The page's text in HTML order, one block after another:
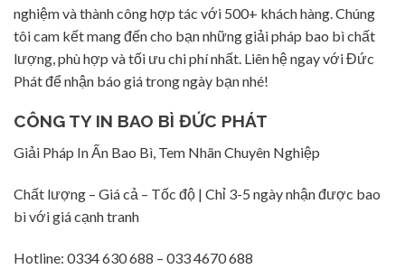
nghiệm và thành công hợp tác với 500+ khách hàng. Chúng
tôi cam kết mang đến cho bạn những giải pháp bao bì chất
lượng, phù hợp và tối ưu chi phí nhất. Liên hệ ngay với Đức
Phát để nhận báo giá trong ngày bạn nhé!
CÔNG TY IN BAO BÌ ĐỨC PHÁT
Giải Pháp In Ấn Bao Bì, Tem Nhãn Chuyên Nghiệp
Chất lượng – Giá cả – Tốc độ | Chỉ 3-5 ngày nhận được bao
bì với giá cạnh tranh
Hotline: 0334 630 688 – 033 4670 688